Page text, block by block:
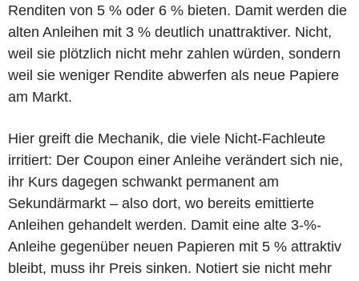
Renditen von 5 % oder 6 % bieten. Damit werden die
alten Anleihen mit 3 % deutlich unattraktiver. Nicht,
weil sie plötzlich nicht mehr zahlen würden, sondern
weil sie weniger Rendite abwerfen als neue Papiere
am Markt.
Hier greift die Mechanik, die viele Nicht-Fachleute
irritiert: Der Coupon einer Anleihe verändert sich nie,
ihr Kurs dagegen schwankt permanent am
Sekundärmarkt – also dort, wo bereits emittierte
Anleihen gehandelt werden. Damit eine alte 3-%-
Anleihe gegenüber neuen Papieren mit 5 % attraktiv
bleibt, muss ihr Preis sinken. Notiert sie nicht mehr